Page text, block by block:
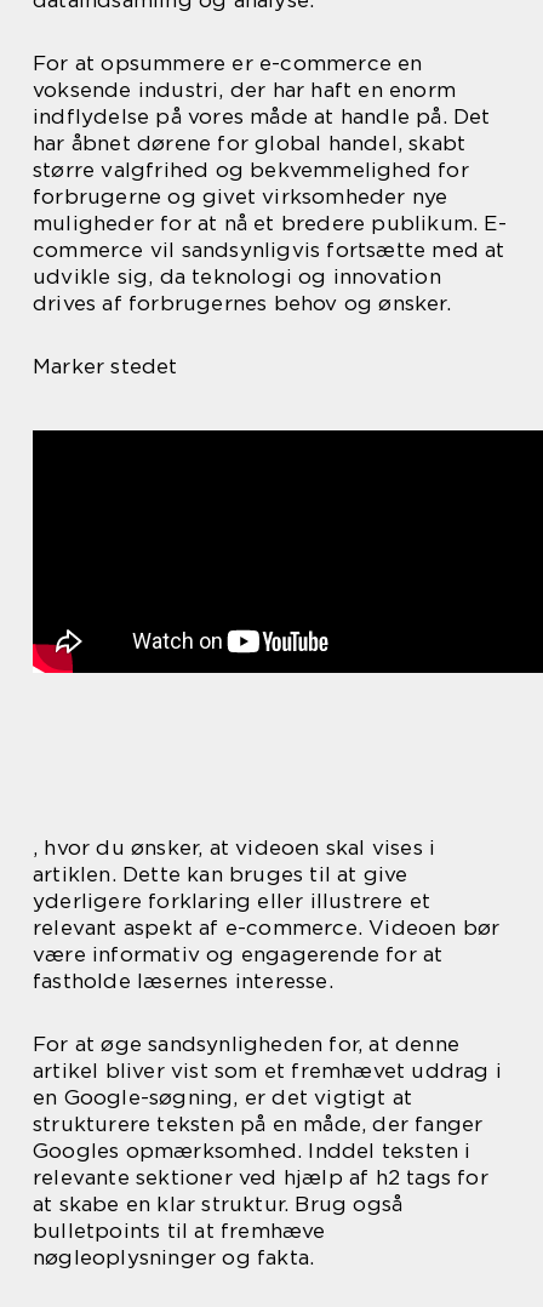
For at opsummere er e-commerce en
voksende industri, der har haft en enorm
indflydelse på vores måde at handle på. Det
har åbnet dørene for global handel, skabt
større valgfrihed og bekvemmelighed for
forbrugerne og givet virksomheder nye
muligheder for at nå et bredere publikum. E-
commerce vil sandsynligvis fortsætte med at
udvikle sig, da teknologi og innovation
drives af forbrugernes behov og ønsker.
Marker stedet
, hvor du ønsker, at videoen skal vises i
artiklen. Dette kan bruges til at give
yderligere forklaring eller illustrere et
relevant aspekt af e-commerce. Videoen bør
være informativ og engagerende for at
fastholde læsernes interesse.
For at øge sandsynligheden for, at denne
artikel bliver vist som et fremhævet uddrag i
en Google-søgning, er det vigtigt at
strukturere teksten på en måde, der fanger
Googles opmærksomhed. Inddel teksten i
relevante sektioner ved hjælp af h2 tags for
at skabe en klar struktur. Brug også
bulletpoints til at fremhæve
nøgleoplysninger og fakta.